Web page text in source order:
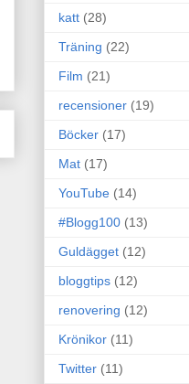
katt (28)
Träning (22)
Film (21)
recensioner (19)
Böcker (17)
Mat (17)
YouTube (14)
#Blogg100 (13)
Guldägget (12)
bloggtips (12)
renovering (12)
Krönikor (11)
Twitter (11)